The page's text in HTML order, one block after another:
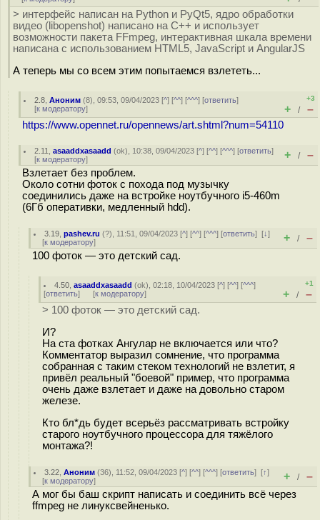
> интерфейс написан на Python и PyQt5, ядро обработки
видео (libopenshot) написано на C++ и использует
возможности пакета FFmpeg, интерактивная шкала времени
написана с использованием HTML5, JavaScript и AngularJS
А теперь мы со всем этим попытаемся взлететь...
2.8 ,Аноним (8), 09:53, 09/04/2023 [^] [^^] [^^^] [ответить]
[к модератору]
+3
+ / –
https://www.opennet.ru/opennews/art.shtml?num=54110
2.11 ,asaaddxasaadd (ok), 10:38, 09/04/2023 [^] [^^] [^^^] [ответить]
[к модератору] + / –
Взлетает без проблем.
Около сотни фоток с похода под музычку
соединились даже на встройке ноутбучного i5-460m
(6Гб оперативки, медленный hdd).
3.19 ,pashev.ru (?), 11:51, 09/04/2023 [^] [^^] [^^^] [ответить][↓]
[к модератору] + / –
100 фоток — это детский сад.
4.50 ,asaaddxasaadd (ok), 02:18, 10/04/2023 [^] [^^] [^^^]
[ответить] [к модератору]
+1
+ / –
> 100 фоток — это детский сад.
И?
На ста фотках Ангулар не включается или что?
Комментатор выразил сомнение, что программа
собранная с таким стеком технологий не взлетит, я
привёл реальный "боевой" пример, что программа
очень даже взлетает и даже на довольно старом
железе.
Кто бл*дь будет всерьёз рассматривать встройку
старого ноутбучного процессора для тяжёлого
монтажа?!
3.22 ,Аноним (36), 11:52, 09/04/2023 [^] [^^] [^^^] [ответить][↑]
[к модератору] + / –
А мог бы баш скрипт написать и соединить всё через
ffmpeg не линуксвейненько.